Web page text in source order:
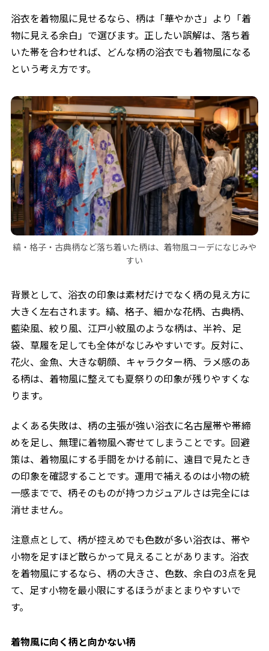
浴衣を着物風に見せるなら、柄は「華やかさ」より「着
物に見える余白」で選びます。正したい誤解は、落ち着
いた帯を合わせれば、どんな柄の浴衣でも着物風になる
という考え方です。
縞・格子・古典柄など落ち着いた柄は、着物風コーデになじみや
すい
背景として、浴衣の印象は素材だけでなく柄の見え方に
大きく左右されます。縞、格子、細かな花柄、古典柄、
藍染風、絞り風、江戸小紋風のような柄は、半衿、足
袋、草履を足しても全体がなじみやすいです。反対に、
花火、金魚、大きな朝顔、キャラクター柄、ラメ感のあ
る柄は、着物風に整えても夏祭りの印象が残りやすくな
ります。
よくある失敗は、柄の主張が強い浴衣に名古屋帯や帯締
めを足し、無理に着物風へ寄せてしまうことです。回避
策は、着物風にする手間をかける前に、遠目で見たとき
の印象を確認することです。運用で補えるのは小物の統
一感までで、柄そのものが持つカジュアルさは完全には
消せません。
注意点として、柄が控えめでも色数が多い浴衣は、帯や
小物を足すほど散らかって見えることがあります。浴衣
を着物風にするなら、柄の大きさ、色数、余白の3点を見
て、足す小物を最小限にするほうがまとまりやすいで
す。
着物風に向く柄と向かない柄